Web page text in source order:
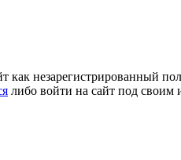
незарегистрированный
либо войти на сайт под своим